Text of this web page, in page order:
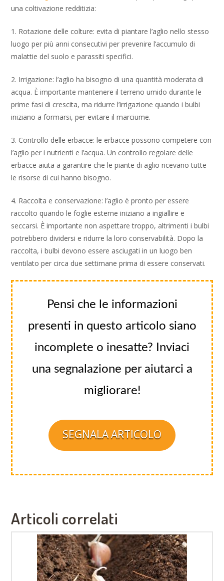
una coltivazione redditizia:
1. Rotazione delle colture: evita di piantare l’aglio nello stesso
luogo per più anni consecutivi per prevenire l’accumulo di
malattie del suolo e parassiti specifici.
2. Irrigazione: l’aglio ha bisogno di una quantità moderata di
acqua. È importante mantenere il terreno umido durante le
prime fasi di crescita, ma ridurre l’irrigazione quando i bulbi
iniziano a formarsi, per evitare il marciume.
3. Controllo delle erbacce: le erbacce possono competere con
l’aglio per i nutrienti e l’acqua. Un controllo regolare delle
erbacce aiuta a garantire che le piante di aglio ricevano tutte
le risorse di cui hanno bisogno.
4. Raccolta e conservazione: l’aglio è pronto per essere
raccolto quando le foglie esterne iniziano a ingiallire e
seccarsi. È importante non aspettare troppo, altrimenti i bulbi
potrebbero dividersi e ridurre la loro conservabilità. Dopo la
raccolta, i bulbi devono essere asciugati in un luogo ben
ventilato per circa due settimane prima di essere conservati.
Pensi che le informazioni
presenti in questo articolo siano
incomplete o inesatte? Inviaci
una segnalazione per aiutarci a
migliorare!
SEGNALA ARTICOLO
Articoli correlati